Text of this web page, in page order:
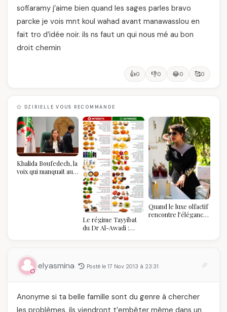
sofiaramy j’aime bien quand les sages parles bravo
parcke je vois mnt koul wahad avant manawasslou en
fait tro d’idée noir. ils ns faut un qui nous mé au bon
droit chemin
👍0 👎0 😂0 🥰0
DZIRIELLE VOUS RECOMMANDE
Khalida Boufedech, la
voix qui manquait au
Le régime Tayyibat
du Dr Al-Awadi :
vraiment savoir
Quand le luxe olfactif
rencontre l’élégance
elyasmina Posté le 17 Nov 2013 à 23:31
Anonyme si ta belle famille sont du genre à chercher
les problèmes, ils viendront t’embêter même dans un